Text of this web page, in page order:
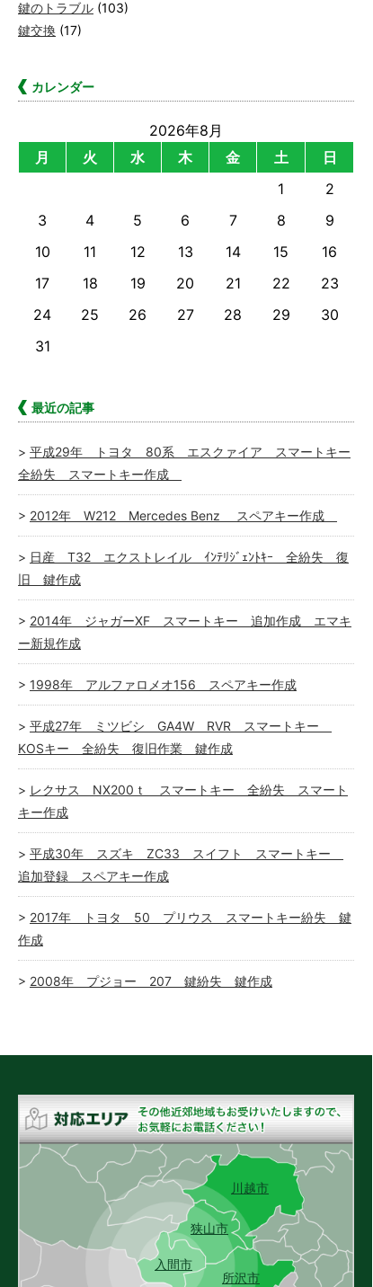
鍵のトラブル (103)
鍵交換 (17)
カレンダー
2026年8月
月
火 水 木 金 土
日
1
2
3
4 5 6 7 8
9
10
11 12 13 14 15
16
17
18 19 20 21 22
23
24
25 26 27 28 29
30
31
最近の記事
平成29年 トヨタ 80系 エスクァイア スマートキー
全紛失 スマートキー作成
2012年 W212 Mercedes Benz スペアキー作成
日産 T32 エクストレイル ｲﾝﾃﾘｼﾞｪﾝﾄｷｰ 全紛失 復
旧 鍵作成
2014年 ジャガーXF スマートキー 追加作成 エマキ
ー新規作成
1998年 アルファロメオ156 スペアキー作成
平成27年 ミツビシ GA4W RVR スマートキー
KOSキー 全紛失 復旧作業 鍵作成
レクサス NX200ｔ スマートキー 全紛失 スマート
キー作成
平成30年 スズキ ZC33 スイフト スマートキー
追加登録 スペアキー作成
2017年 トヨタ 50 プリウス スマートキー紛失 鍵
作成
2008年 プジョー 207 鍵紛失 鍵作成
入間市
狭山市
所沢市
川越市